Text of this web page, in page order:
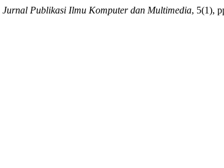
Jurnal Publikasi Ilmu Komputer dan Multimedia, 5(1),